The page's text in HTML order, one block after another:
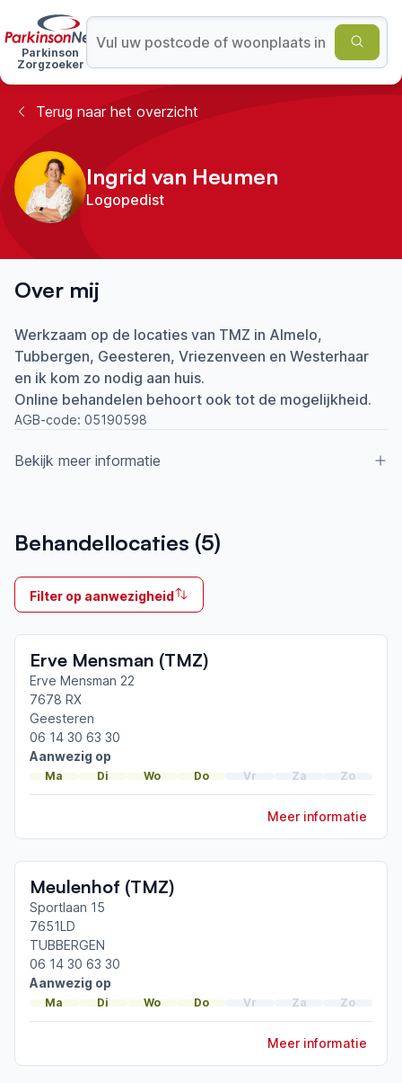
Parkinson
Zorgzoeker
Terug naar het overzicht
Ingrid van Heumen
Logopedist
Over mij
Werkzaam op de locaties van TMZ in Almelo,
Tubbergen, Geesteren, Vriezenveen en Westerhaar
en ik kom zo nodig aan huis.
Online behandelen behoort ook tot de mogelijkheid.
AGB-code: 05190598
Bekijk meer informatie
2011
Ik behandel
Op locatie & Thuis
netwerk
Twente
Afgeronde ParkinsonNet-scholingen
ParkinsonNet congres 2026
ParkinsonNet congres 2025
Ademhalingstraining voor mensen met de ziekte
Toon meer afgeronde scholingen
Behandellocaties (5)
Filter op aanwezigheid
Erve Mensman (TMZ)
Erve Mensman 22
7678 RX
Geesteren
06 14 30 63 30
Aanwezig op
Ma Di Wo Do Vr Za Zo
Meer informatie
Meulenhof (TMZ)
Sportlaan 15
7651LD
TUBBERGEN
06 14 30 63 30
Aanwezig op
Ma Di Wo Do Vr Za Zo
Meer informatie